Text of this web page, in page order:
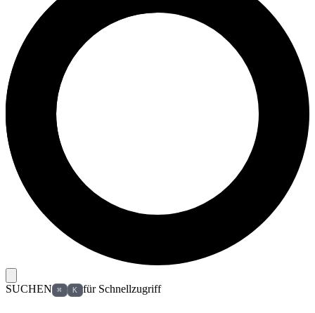
Strafen & Fouls
Schiedsrichter
Football Lexikon
SUCHEN ⌘ K für Schnellzugriff